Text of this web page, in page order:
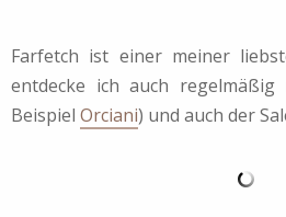
Farfetch ist einer meiner
entdecke ich auch
Beispiel Orciani) und auch der